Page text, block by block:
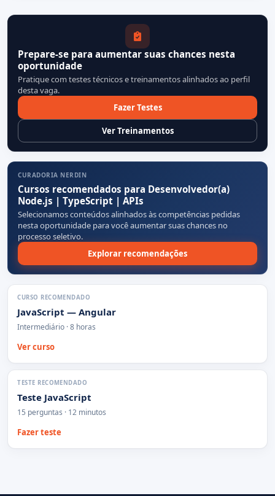
Prepare-se para aumentar suas chances nesta
oportunidade
Pratique com testes técnicos e treinamentos alinhados ao perfil
desta vaga.
Fazer Testes
Ver Treinamentos
CURADORIA NERDIN
Cursos recomendados para Desenvolvedor(a)
Node.js | TypeScript | APIs
Selecionamos conteúdos alinhados às competências pedidas
nesta oportunidade para você aumentar suas chances no
processo seletivo.
Explorar recomendações
CURSO RECOMENDADO
JavaScript — Angular
Intermediário · 8 horas
Ver curso
TESTE RECOMENDADO
Teste JavaScript
15 perguntas · 12 minutos
Fazer teste